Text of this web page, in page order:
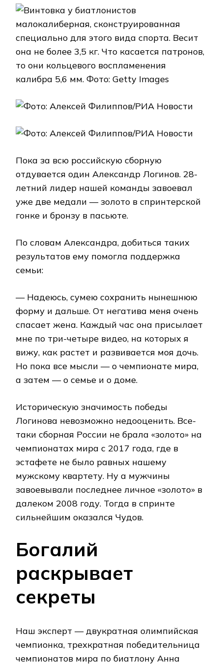
Пока за всю российскую сборную
отдувается один Александр Логинов. 28-
летний лидер нашей команды завоевал
уже две медали — золото в спринтерской
гонке и бронзу в пасьюте.
По словам Александра, добиться таких
результатов ему помогла поддержка
семьи:
— Надеюсь, сумею сохранить нынешнюю
форму и дальше. От негатива меня очень
спасает жена. Каждый час она присылает
мне по три-четыре видео, на которых я
вижу, как растет и развивается моя дочь.
Но пока все мысли — о чемпионате мира,
а затем — о семье и о доме.
Историческую значимость победы
Логинова невозможно недооценить. Все-
таки сборная России не брала «золото» на
чемпионатах мира с 2017 года, где в
эстафете не было равных нашему
мужскому квартету. Ну а мужчины
завоевывали последнее личное «золото» в
далеком 2008 году. Тогда в спринте
сильнейшим оказался Чудов.
Богалий
раскрывает
секреты
Наш эксперт — двукратная олимпийская
чемпионка, трехкратная победительница
чемпионатов мира по биатлону Анна